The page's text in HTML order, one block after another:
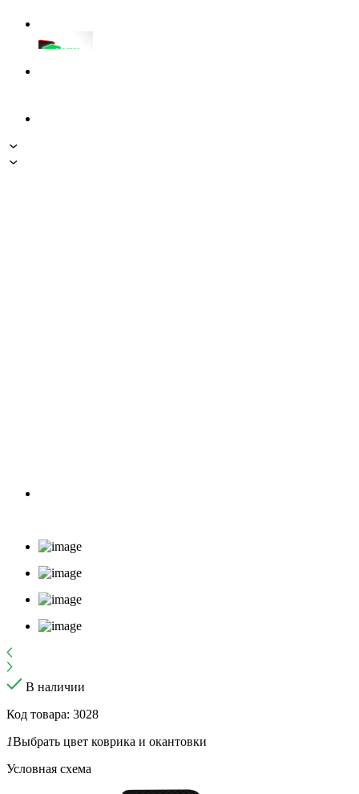
В наличии
Код товара: 3028
1Выбрать цвет коврика и окантовки
Условная схема